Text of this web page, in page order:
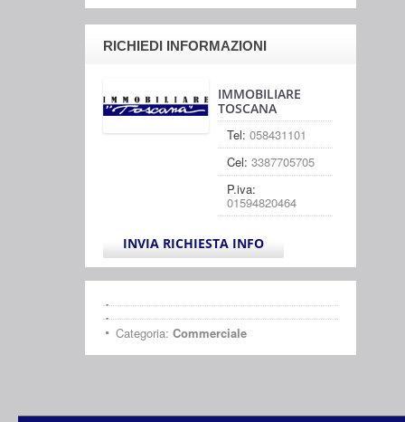
RICHIEDI INFORMAZIONI
IMMOBILIARE
TOSCANA
Tel: 058431101
Cel: 3387705705
P.iva:
01594820464
INVIA RICHIESTA INFO
Categoria: Commerciale